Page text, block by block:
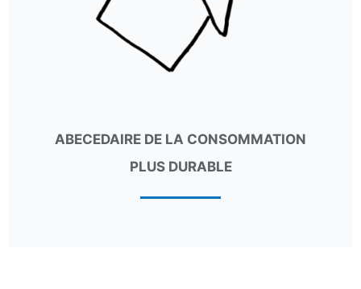
ABECEDAIRE DE LA CONSOMMATION
PLUS DURABLE